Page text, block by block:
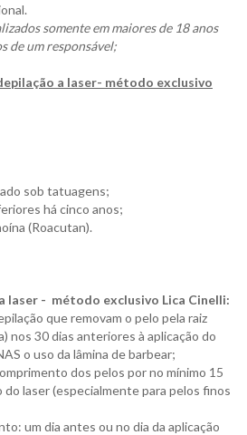
somente em maiores de 18 anos
de um responsável;
a laser- método exclusivo
sob tatuagens;
há cinco anos;
(Roacutan).
laser - método exclusivo Lica Cinelli:
que removam o pelo pela raiz
nos 30 dias anteriores à aplicação do
o uso da lâmina de barbear;
dos pelos por no mínimo 15
do laser (especialmente para pelos finos
um dia antes ou no dia da aplicação